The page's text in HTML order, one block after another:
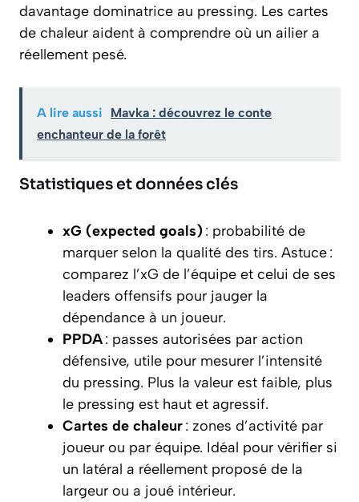
davantage dominatrice au pressing. Les cartes
de chaleur aident à comprendre où un ailier a
réellement pesé.
A lire aussi
Mavka : découvrez le conte
enchanteur de la forêt
Statistiques et données clés
xG (expected goals): probabilité de
marquer selon la qualité des tirs. Astuce :
comparez l’xG de l’équipe et celui de ses
leaders offensifs pour jauger la
dépendance à un joueur.
PPDA: passes autorisées par action
défensive, utile pour mesurer l’intensité
du pressing. Plus la valeur est faible, plus
le pressing est haut et agressif.
Cartes de chaleur: zones d’activité par
joueur ou par équipe. Idéal pour vérifier si
un latéral a réellement proposé de la
largeur ou a joué intérieur.